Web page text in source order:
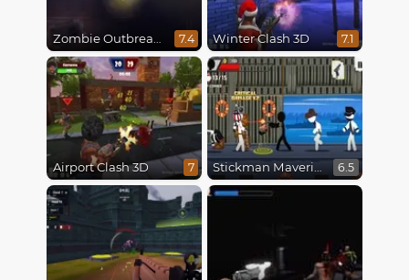
Zombie Outbreak Arena 7.4 Winter Clash 3D 7.1
Airport Clash 3D 7 Stickman Maverick: Bad Boys Killer 6.5